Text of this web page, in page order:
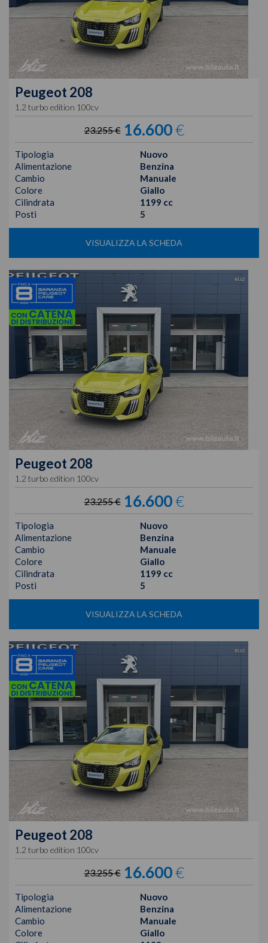
Peugeot 208
1.2 turbo edition 100cv
23.255 € 16.600€
Tipologia
Nuovo
Alimentazione
Benzina
Cambio
Manuale
Colore
Giallo
Cilindrata
1199 cc
Posti
5
VISUALIZZA LA SCHEDA
Peugeot 208
1.2 turbo edition 100cv
23.255 € 16.600€
Tipologia
Nuovo
Alimentazione
Benzina
Cambio
Manuale
Colore
Giallo
Cilindrata
1199 cc
Posti
5
VISUALIZZA LA SCHEDA
Peugeot 208
1.2 turbo edition 100cv
23.255 € 16.600€
Tipologia
Nuovo
Alimentazione
Benzina
Cambio
Manuale
Colore
Giallo